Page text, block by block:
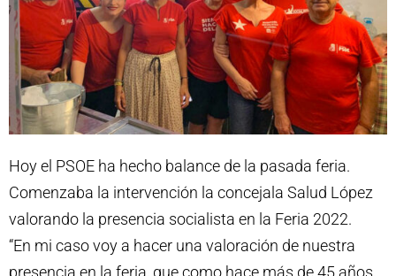
Hoy el PSOE ha hecho balance de la pasada feria.
Comenzaba la intervención la concejala Salud López
valorando la presencia socialista en la Feria 2022.
“En mi caso voy a hacer una valoración de nuestra